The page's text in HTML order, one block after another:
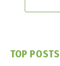
TOP POSTS